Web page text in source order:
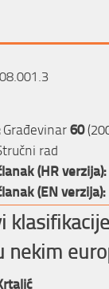
Građevinar60
rad
(HR verzija):
(EN verzija):
nekim